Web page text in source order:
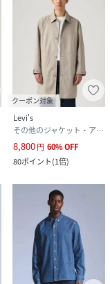
クーポン対象
Levi's
その他のジャケット・アウター
8,800円 60%OFF
80ポイント(1倍)